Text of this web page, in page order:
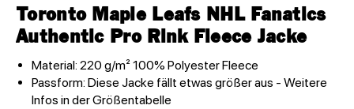
Toronto Maple Leafs NHL Fanatics
Authentic Pro Rink Fleece Jacke
Material: 220 g/m² 100% Polyester Fleece
Passform: Diese Jacke fällt etwas größer aus - Weitere
Infos in der Größentabelle